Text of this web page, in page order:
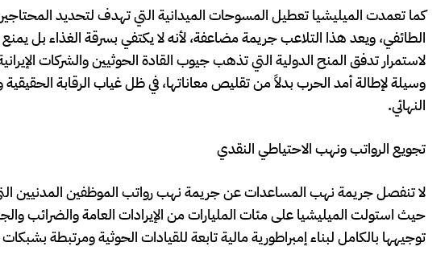
كما تعمدت الميليشيا تعطيل المسوحات الميدانية التي تهدف لتحديد
الطائفي، ويعد هذا التلاعب جريمة مضاعفة، لأنه لا يكتفي بسرقة الغذاء بل
لاستمرار تدفق المنح الدولية التي تذهب جيوب القادة الحوثيين والشركات
وسيلة لإطالة أمد الحرب بدلاً من تقليص معاناتها، في ظل غياب الرقابة
النهائي.
تجويع الرواتب ونهب الاحتياطي النقدي
لا تنفصل جريمة نهب المساعدات عن جريمة نهب رواتب الموظفين المدنيين
حيث استولت الميليشيا على مئات المليارات من الإيرادات العامة والضرائب
توجيهها بالكامل لبناء إمبراطورية مالية تابعة للقيادات الحوثية ومرتبطة